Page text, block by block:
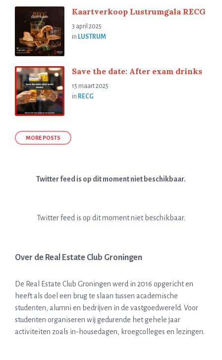
Kaartverkoop Lustrumgala RECG
3 april 2025
in LUSTRUM
Save the date: After exam drinks
15 maart 2025
in RECG
MORE POSTS
Twitter feed is op dit moment niet beschikbaar.
Twitter feed is op dit moment niet beschikbaar.
Over de Real Estate Club Groningen
De Real Estate Club Groningen werd in 2016 opgericht en
heeft als doel een brug te slaan tussen academische
studenten, alumni en bedrijven in de vastgoedwereld. Voor
studenten organiseren wij gedurende het gehele jaar
activiteiten zoals in-housedagen, kroegcolleges en lezingen.